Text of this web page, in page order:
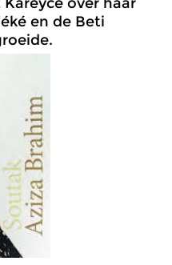
en de Beti